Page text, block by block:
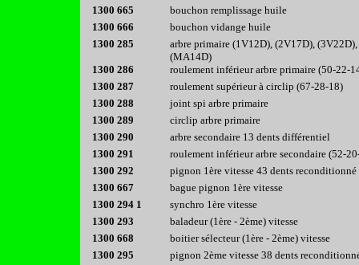
1300 665
bouchon remplissage huile
1300 666
bouchon vidange huile
1300 285
arbre primaire (1V12D), (2V17D),
(MA14D)
1300 286
roulement inférieur arbre primaire (50-22-
1300 287
roulement supérieur à circlip (67-28-18)
1300 288
joint spi arbre primaire
1300 289
circlip arbre primaire
1300 290
arbre secondaire 13 dents différentiel
1300 291
roulement inférieur arbre secondaire (52-
1300 292
pignon 1ère vitesse 43 dents reconditionné
1300 667
bague pignon 1ère vitesse
1300 294 1
synchro 1ère vitesse
1300 293
baladeur (1ère - 2ème) vitesse
1300 668
boitier sélecteur (1ère - 2ème) vitesse
1300 295
pignon 2ème vitesse 38 dents